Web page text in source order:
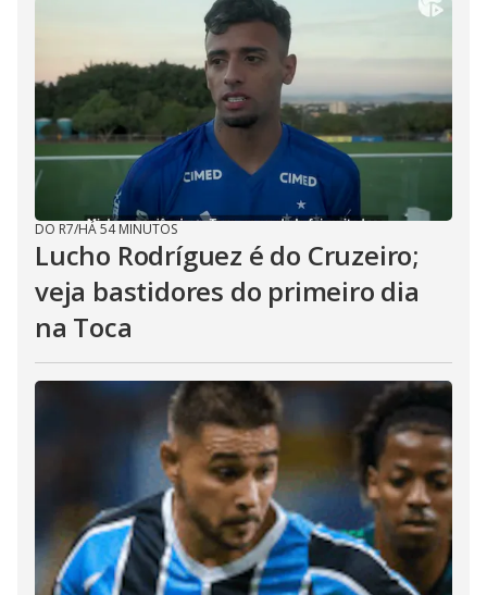
DO R7/HÁ 54 MINUTOS
Lucho Rodríguez é do Cruzeiro;
veja bastidores do primeiro dia
na Toca